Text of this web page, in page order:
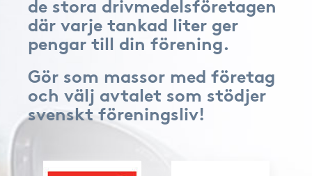
där varje tankad liter ger
pengar till din förening.
Gör som massor med företag
och välj avtalet som stödjer
svenskt föreningsliv!